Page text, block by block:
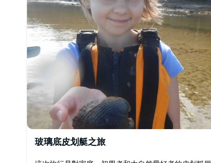
玻璃底皮划艇之旅